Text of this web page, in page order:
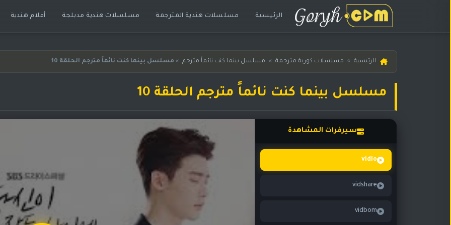
الرئيسية مسلسلات هندية المترجمة مسلسلات هندية مدبلجة أفلام هندية
الرئيسية » مسلسلات كورية مترجمة » مسلسل بينما كنت نائماً مترجم » مسلسل بينما كنت نائماً مترجم الحلقة 10
مسلسل بينما كنت نائماً مترجم الحلقة 10
سيرفرات المشاهدة
vidlo
vidshare
vidbom